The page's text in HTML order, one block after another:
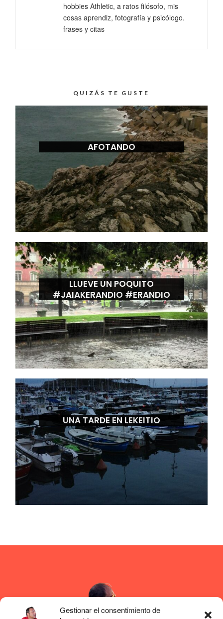
Gestionar el consentimiento de
hobbies Athletic, a ratos filósofo, mis
cosas aprendiz, fotografía y psicólogo.
frases y citas
QUIZÁS TE GUSTE
AFOTANDO
LLUEVE UN POQUITO
#JAIAKERANDIO #ERANDIO
UNA TARDE EN LEKEITIO